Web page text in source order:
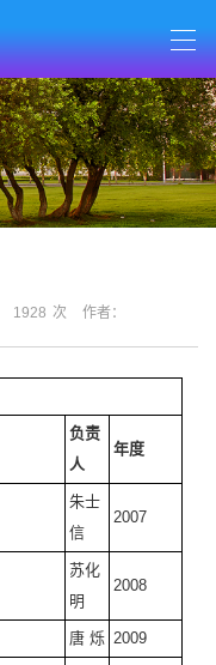
1928 次 作者：
负责
人
年度
朱士
信
2007
苏化
明
2008
唐 烁 2009